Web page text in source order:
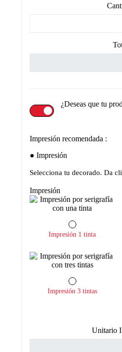
¿Deseas que tu
Impresión recomendada :
Impresión
Selecciona tu decorado. Da
Impresión
Impresión 1 tinta
Impresión 3 tintas
Unitario